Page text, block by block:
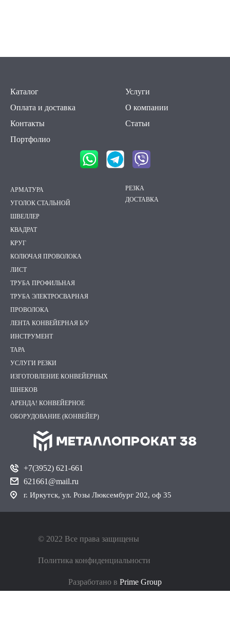
Каталог
Услуги
Оплата и доставка
Статьи
АРМАТУРА
УГОЛОК СТАЛЬНОЙ
ШВЕЛЛЕР
КВАДРАТ
КРУГ
КОЛЮЧАЯ ПРОВОЛОКА
ЛИСТ
ТРУБА ПРОФИЛЬНАЯ
ТРУБА ЭЛЕКТРОСВАРНАЯ
ПРОВОЛОКА
ЛЕНТА КОНВЕЙЕРНАЯ Б/У
ИНСТРУМЕНТ
ТАРА
УСЛУГИ РЕЗКИ
ИЗГОТОВЛЕНИЕ КОНВЕЙЕРНЫХ
ШНЕКОВ
АРЕНДА! КОНВЕЙЕРНОЕ
ОБОРУДОВАНИЕ (КОНВЕЙЕР)
+7(3952) 621-661
© 2022 Все права защищены
Политика конфиденциальности